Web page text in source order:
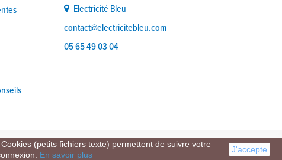
Electricité Bleu
contact@electricitebleu.com
05 65 49 03 04
(petits fichiers texte) permettent de suivre votre
En savoir plus
J'accepte